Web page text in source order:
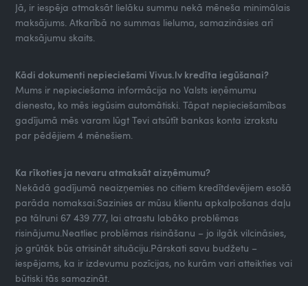
Jā, ir iespēja atmaksāt lielāku summu nekā mēneša minimālais
maksājums. Atkarībā no summas lieluma, samazināsies arī
maksājumu skaits.
Kādi dokumenti nepieciešami Vivus.lv kredīta iegūšanai?
Mums ir nepieciešama informācija no Valsts ieņēmumu
dienesta, ko mēs iegūsim automātiski. Tāpat nepieciešamības
gadījumā mēs varam lūgt Tevi atsūtīt bankas konta izrakstu
par pēdējiem 4 mēnešiem.
Ka rīkoties ja nevaru atmaksāt aizņēmumu?
Nekādā gadījumā neaizņemies no citiem kredītdevējiem esošā
parāda nomaksai.Sazinies ar mūsu klientu apkalpošanas daļu
pa tālruni 67 439 777, lai atrastu labāko problēmas
risinājumu.Neatliec problēmas risināšanu – jo ilgāk vilcināsies,
jo grūtāk būs atrisināt situāciju.Pārskati savu budžetu –
iespējams, ka ir izdevumu pozīcijas, no kurām vari atteikties vai
būtiski tās samazināt.